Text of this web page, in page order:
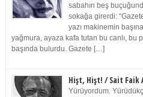
sabahın beş
sokağa girerdi:
yazı makinemin
yağmura, ayaza kafa tutan bu canlı, bu
başında bulurdu. Gazete […]
Hişt, Hişt! / Sait Faik
Yürüyordum.